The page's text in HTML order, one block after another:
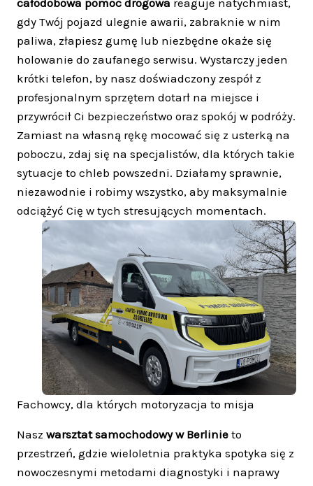
całodobowa pomoc drogowa reaguje natychmiast,
gdy Twój pojazd ulegnie awarii, zabraknie w nim
paliwa, złapiesz gumę lub niezbędne okaże się
holowanie do zaufanego serwisu. Wystarczy jeden
krótki telefon, by nasz doświadczony zespół z
profesjonalnym sprzętem dotarł na miejsce i
przywrócił Ci bezpieczeństwo oraz spokój w podróży.
Zamiast na własną rękę mocować się z usterką na
poboczu, zdaj się na specjalistów, dla których takie
sytuacje to chleb powszedni. Działamy sprawnie,
niezawodnie i robimy wszystko, aby maksymalnie
odciążyć Cię w tych stresujących momentach.
Fachowcy, dla których motoryzacja to misja
Nasz warsztat samochodowy w Berlinie to
przestrzeń, gdzie wieloletnia praktyka spotyka się z
nowoczesnymi metodami diagnostyki i naprawy